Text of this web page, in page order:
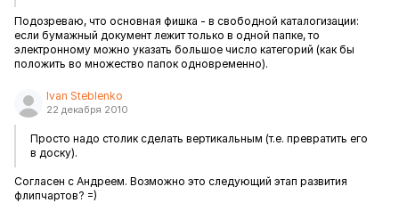
Подозреваю, что основная фишка - в свободной каталогизации:
если бумажный документ лежит только в одной папке, то
электронному можно указать большое число категорий (как бы
положить во множество папок одновременно).
Ivan Steblenko
22 декабря 2010
Просто надо столик сделать вертикальным (т.е. превратить его
в доску).
Согласен с Андреем. Возможно это следующий этап развития
флипчартов? =)